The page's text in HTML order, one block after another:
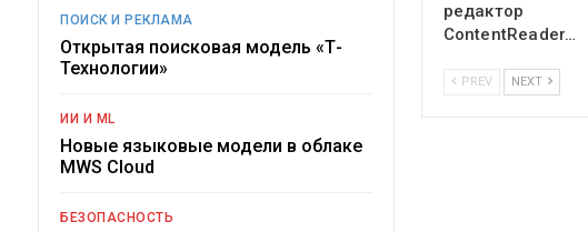
редактор
ContentReader…
PREV NEXT
ПОИСК И РЕКЛАМА
Открытая поисковая модель «Т-
Технологии»
ИИ И ML
Новые языковые модели в облаке
MWS Cloud
БЕЗОПАСНОСТЬ